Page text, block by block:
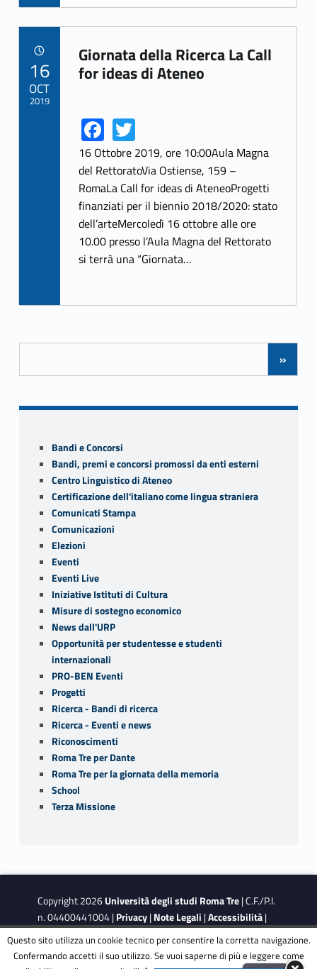
Link identifier archive #link-archive-8403
Giornata della Ricerca La Call
for ideas di Ateneo
Link identifier share facebook archive #share-link-archive-11295Fa
ce
b
o
o
k
Link identifier share twitter archive #share-link-archive-63105T
w
itt
er
16 Ottobre 2019, ore 10:00Aula Magna
del RettoratoVia Ostiense, 159 –
RomaLa Call for ideas di AteneoProgetti
finanziati per il biennio 2018/2020: stato
dell’arteMercoledì 16 ottobre alle ore
10.00 presso l’Aula Magna del Rettorato
si terrà una “Giornata…
16
OCT
2019
»
Sidebar
Bandi e Concorsi
Bandi, premi e concorsi promossi da enti esterni
Centro Linguistico di Ateneo
Certificazione dell'italiano come lingua straniera
Comunicati Stampa
Comunicazioni
Elezioni
Eventi
Eventi Live
Iniziative Istituti di Cultura
Misure di sostegno economico
News dall'URP
Opportunità per studentesse e studenti
internazionali
PRO-BEN Eventi
Progetti
Ricerca - Bandi di ricerca
Ricerca - Eventi e news
Riconoscimenti
Roma Tre per Dante
Roma Tre per la giornata della memoria
School
Terza Missione
Copyright 2026Università degli studi Roma Tre| C.F./P.I.
n. 04400441004 |Privacy|Note Legali |Accessibilità|
Obiettivi di accessibilità
| Dichiarazione di accessibilità
Questo sito utilizza un cookie tecnico per consentire la corretta navigazione.
Confermando accetti il suo utilizzo. Se vuoi saperne di più e leggere come